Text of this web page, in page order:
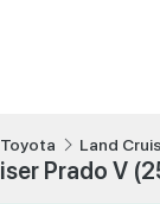
Toyota Land
Prado V